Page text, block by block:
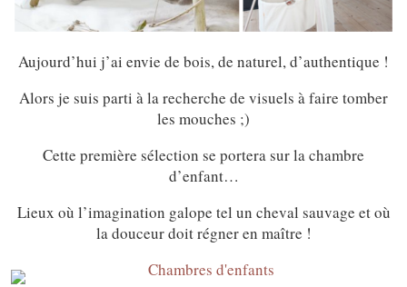
Aujourd’hui j’ai envie de bois, de naturel, d’authentique !
Alors je suis parti à la recherche de visuels à faire tomber
les mouches ;)
Cette première sélection se portera sur la chambre
d’enfant…
Lieux où l’imagination galope tel un cheval sauvage et où
la douceur doit régner en maître !